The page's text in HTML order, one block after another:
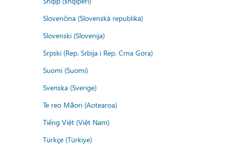
Slovenčina (Slovenská republika)
Slovenski (Slovenija)
Srpski (Rep. Srbija i Rep. Crna Gora)
Suomi (Suomi)
Svenska (Sverige)
Te reo Māori (Aotearoa)
Tiếng Việt (Việt Nam)
Türkçe (Türkiye)